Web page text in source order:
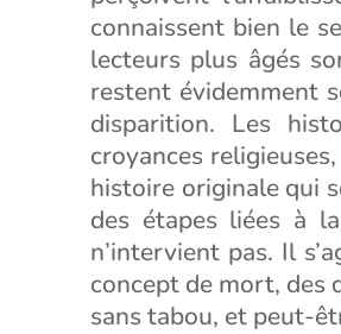
connaissent bien le
lecteurs plus âgés
restent évidemment
disparition. Les
croyances
histoire originale qui
des étapes liées à
n’intervient pas. Il
concept de mort, des
sans tabou, et peut-